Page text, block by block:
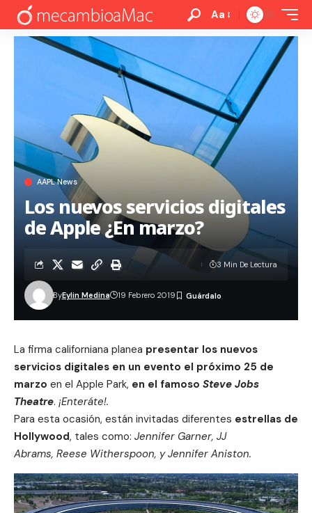
Aa
AAPL News
Los nuevos servicios digitales
de Apple ¿En marzo?
ByEylin Medina 19 Febrero 2019
3 Min De Lectura
La firma californiana planea presentar los nuevos
servicios digitales en un evento el próximo 25 de
marzo en el Apple Park, en el famoso Steve Jobs
Theatre. ¡Enteráte!.
Para esta ocasión, están invitadas diferentes estrellas de
Hollywood, tales como: Jennifer Garner, JJ
Abrams, Reese Witherspoon, y Jennifer Aniston.